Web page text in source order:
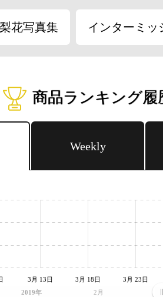
花写真集 インターミッ
商品ランキング履
Weekly
2019年 2月
3月 13日 3月 18日 3月 23日